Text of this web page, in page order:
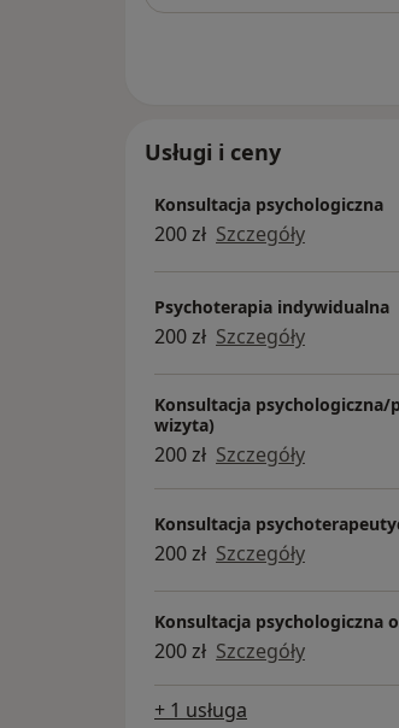
Usługi i ceny
Konsultacja psychologiczna
200 zł Szczegóły
Psychoterapia indywidualna
200 zł Szczegóły
Konsultacja
wizyta)
200 zł Szczegóły
Konsultacja
200 zł Szczegóły
Konsultacja psychologiczna
200 zł Szczegóły
+ 1 usługa